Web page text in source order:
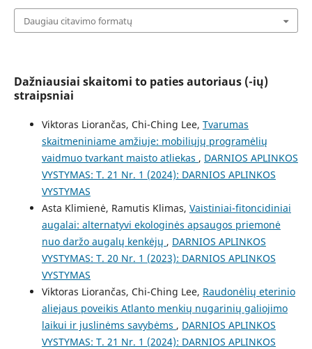
Daugiau citavimo formatų
Dažniausiai skaitomi to paties autoriaus (-ių)
straipsniai
Viktoras Liorančas, Chi-Ching Lee, Tvarumas
skaitmeniniame amžiuje: mobiliųjų programėlių
vaidmuo tvarkant maisto atliekas , DARNIOS APLINKOS
VYSTYMAS: T. 21 Nr. 1 (2024): DARNIOS APLINKOS
VYSTYMAS
Asta Klimienė, Ramutis Klimas, Vaistiniai-fitoncidiniai
augalai: alternatyvi ekologinės apsaugos priemonė
nuo daržo augalų kenkėjų , DARNIOS APLINKOS
VYSTYMAS: T. 20 Nr. 1 (2023): DARNIOS APLINKOS
VYSTYMAS
Viktoras Liorančas, Chi-Ching Lee, Raudonėlių eterinio
aliejaus poveikis Atlanto menkių nugarinių galiojimo
laikui ir juslinėms savybėms , DARNIOS APLINKOS
VYSTYMAS: T. 21 Nr. 1 (2024): DARNIOS APLINKOS